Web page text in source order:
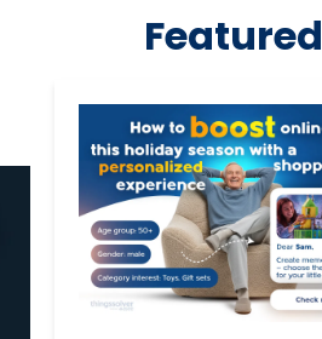
Featured